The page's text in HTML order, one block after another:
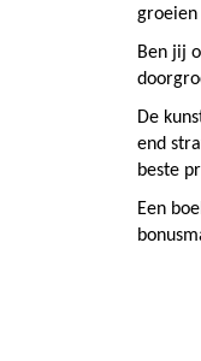
groeien
Ben jij
De
end
beste
Een